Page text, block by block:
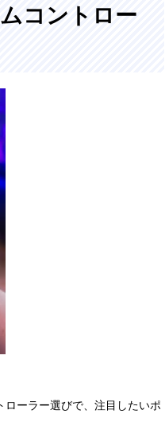
コントロー
ローラー選びで、注目したいポ